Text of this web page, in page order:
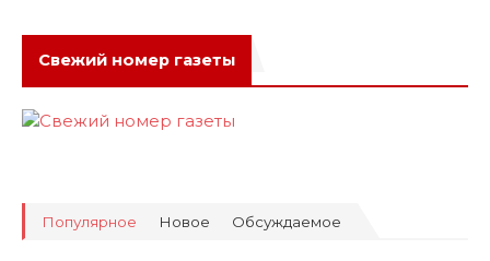
Свежий номер газеты
Популярное Новое Обсуждаемое